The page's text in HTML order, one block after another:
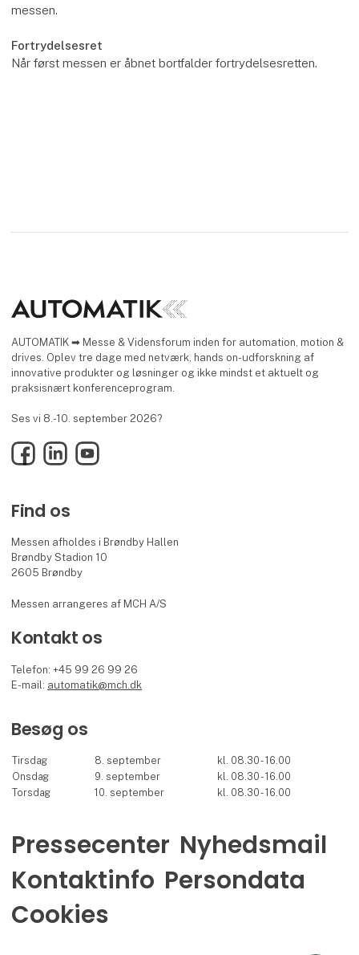
messen.
Fortrydelsesret
Når først messen er åbnet bortfalder fortrydelsesretten.
AUTOMATIK ➡ Messe & Vidensforum inden for automation, motion &
drives. Oplev tre dage med netværk, hands on-udforskning af
innovative produkter og løsninger og ikke mindst et aktuelt og
praksisnært konferenceprogram.
Ses vi 8.-10. september 2026?
FacebookLinkedInYouTube
Find os
Messen afholdes i Brøndby Hallen
Brøndby Stadion 10
2605 Brøndby
Messen arrangeres af MCH A/S
Kontakt os
Telefon: +45 99 26 99 26
E-mail: automatik@mch.dk
Besøg os
Tirsdag 8. september
kl. 08.30 - 16.00
Onsdag
9. september
kl. 08.30 - 16.00
Torsdag
10. september kl. 08.30 - 16.00
Pressecenter Nyhedsmail
Kontaktinfo Persondata
Cookies